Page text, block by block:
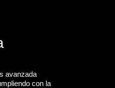
avanzada
con la